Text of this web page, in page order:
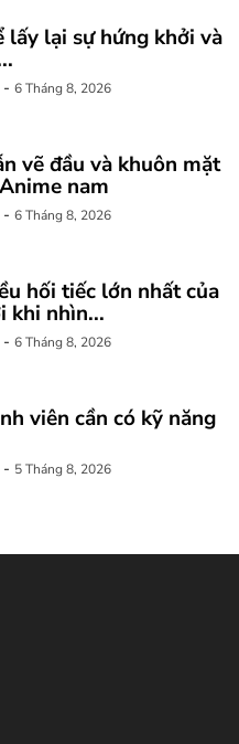
lấy lại sự hứng khởi và
- 6 Tháng 8, 2026
vẽ đầu và khuôn mặt
nam
- 6 Tháng 8, 2026
hối tiếc lớn nhất của
khi nhìn...
- 6 Tháng 8, 2026
viên cần có kỹ năng
- 5 Tháng 8, 2026